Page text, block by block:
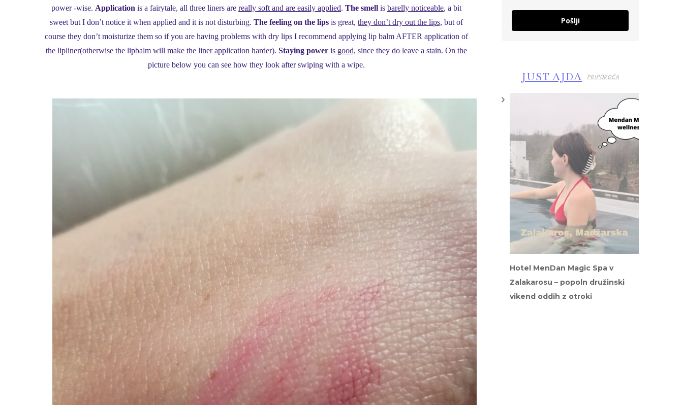
power -wise. Application is a fairytale, all three liners are really soft and are easily applied. The smell is barelly noticeable, a bit
sweet but I don’t notice it when applied and it is not disturbing. The feeling on the lips is great, they don’t dry out the lips, but of
course they don’t moisturize them so if you are having problems with dry lips I recommend applying lip balm AFTER application of
the lipliner(otherwise the lipbalm will make the liner application harder). Staying power is good, since they do leave a stain. On the
picture below you can see how they look after swiping with a wipe.
Pošlji
JUST AJDA PRIPOROČA
Hotel MenDan Magic Spa v
Zalakarosu – popoln družinski
vikend oddih z otroki